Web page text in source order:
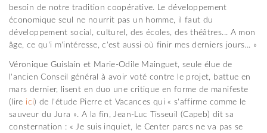
besoin de notre tradition coopérative. Le développement
économique seul ne nourrit pas un homme, il faut du
développement social, culturel, des écoles, des théâtres... A mon
âge, ce qu'i m'intéresse, c'est aussi où finir mes derniers jours... »
Véronique Guislain et Marie-Odile Mainguet, seule élue de
l'ancien Conseil général à avoir voté contre le projet, battue en
mars dernier, lisent en duo une critique en forme de manifeste
(lire ici) de l'étude Pierre et Vacances qui « s'affirme comme le
sauveur du Jura ». A la fin, Jean-Luc Tisseuil (Capeb) dit sa
consternation : « Je suis inquiet, le Center parcs ne va pas se